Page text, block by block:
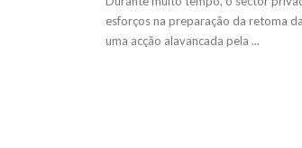
esforços na preparação da retoma
uma acção alavancada pela ...